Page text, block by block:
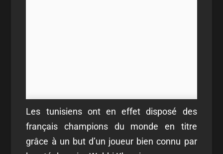
Les tunisiens ont en effet disposé des
français champions du monde en titre
grâce à un but d’un joueur bien connu par